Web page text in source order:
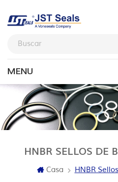
HNBR SELLOS DE
Casa HNBR